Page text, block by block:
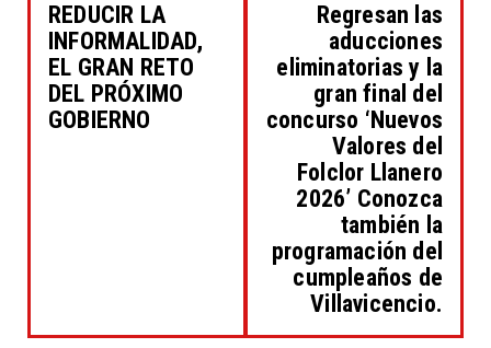
REDUCIR LA
INFORMALIDAD,
EL GRAN RETO
DEL PRÓXIMO
GOBIERNO
Regresan las
aducciones
eliminatorias y la
gran final del
concurso ‘Nuevos
Valores del
Folclor Llanero
2026’ Conozca
también la
programación del
cumpleaños de
Villavicencio.